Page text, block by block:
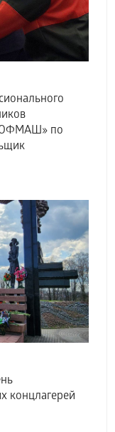
по
концлагерей